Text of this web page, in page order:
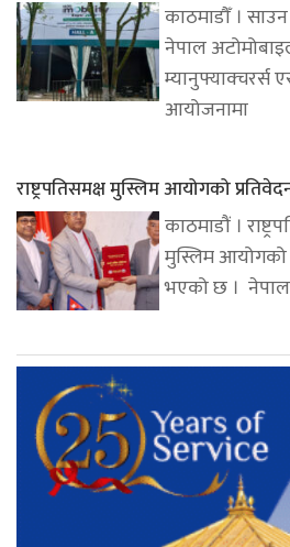
काठमाडौँ ।
नेपाल
म्यानुफ्याक्चरर्स
आयोजनामा
राष्ट्रपतिसमक्ष मुस्लिम आयोगको
काठमाडौं ।
मुस्लिम आयोगको
भएको छ ।